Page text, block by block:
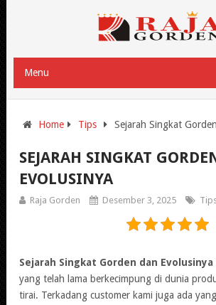
Menu
Home Tips Sejarah Singkat
SEJARAH SINGKAT
EVOLUSINYA
Raja Gorden Desember 3, 2025
Sejarah Singkat Gorden dan Evolusinya
yang telah lama berkecimpung di dunia
tirai. Terkadang customer kami juga ada